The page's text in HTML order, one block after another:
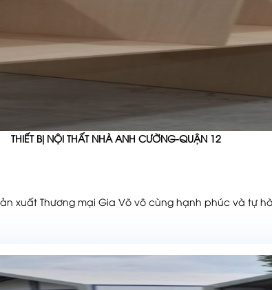
THIẾT BỊ NỘI THẤT NHÀ ANH CƯỜNG-QUẬN 12
Sản xuất Thương mại Gia Võ vô cùng hạnh phúc và